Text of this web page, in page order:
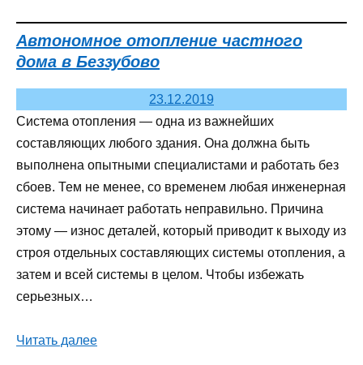
Автономное отопление частного
дома в Беззубово
23.12.2019
Система отопления — одна из важнейших
составляющих любого здания. Она должна быть
выполнена опытными специалистами и работать без
сбоев. Тем не менее, со временем любая инженерная
система начинает работать неправильно. Причина
этому — износ деталей, который приводит к выходу из
строя отдельных составляющих системы отопления, а
затем и всей системы в целом. Чтобы избежать
серьезных…
Читать далее